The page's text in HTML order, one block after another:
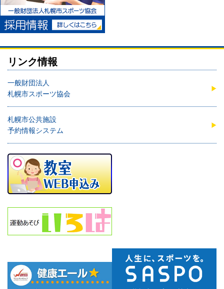
リンク情報
一般財団法人
札幌市スポーツ協会
札幌市公共施設
予約情報システム